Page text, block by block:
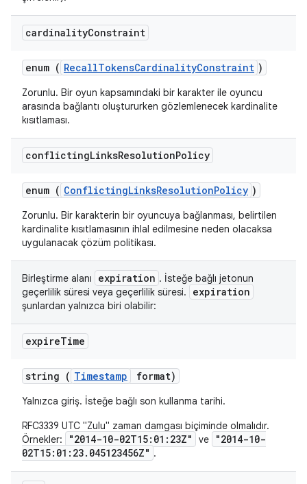
cardinalityConstraint
enum ( RecallTokensCardinalityConstraint )
Zorunlu. Bir oyun kapsamındaki bir karakter ile oyuncu
arasında bağlantı oluştururken gözlemlenecek kardinalite
kısıtlaması.
conflictingLinksResolutionPolicy
enum ( ConflictingLinksResolutionPolicy )
Zorunlu. Bir karakterin bir oyuncuya bağlanması, belirtilen
kardinalite kısıtlamasının ihlal edilmesine neden olacaksa
uygulanacak çözüm politikası.
Birleştirme alanı expiration . İsteğe bağlı jetonun
geçerlilik süresi veya geçerlilik süresi.
expiration
şunlardan yalnızca biri olabilir:
expireTime
string ( Timestamp format)
Yalnızca giriş. İsteğe bağlı son kullanma tarihi.
RFC3339 UTC "Zulu" zaman damgası biçiminde olmalıdır.
Örnekler:
"2014-10-02T15:01:23Z" ve
"2014-10-
02T15:01:23.045123456Z" .